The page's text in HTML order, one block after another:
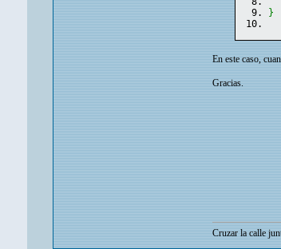
}
En este caso,
Gracias.
Cruzar la calle